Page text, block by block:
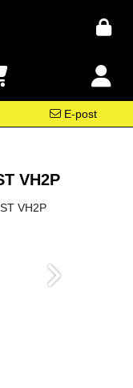
E-post
VH2P